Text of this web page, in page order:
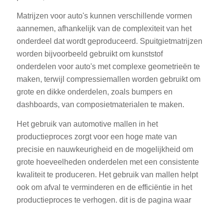
Matrijzen voor auto's kunnen verschillende vormen
aannemen, afhankelijk van de complexiteit van het
onderdeel dat wordt geproduceerd. Spuitgietmatrijzen
worden bijvoorbeeld gebruikt om kunststof
onderdelen voor auto's met complexe geometrieën te
maken, terwijl compressiemallen worden gebruikt om
grote en dikke onderdelen, zoals bumpers en
dashboards, van composietmaterialen te maken.
Het gebruik van automotive mallen in het
productieproces zorgt voor een hoge mate van
precisie en nauwkeurigheid en de mogelijkheid om
grote hoeveelheden onderdelen met een consistente
kwaliteit te produceren. Het gebruik van mallen helpt
ook om afval te verminderen en de efficiëntie in het
productieproces te verhogen. dit is de pagina waar